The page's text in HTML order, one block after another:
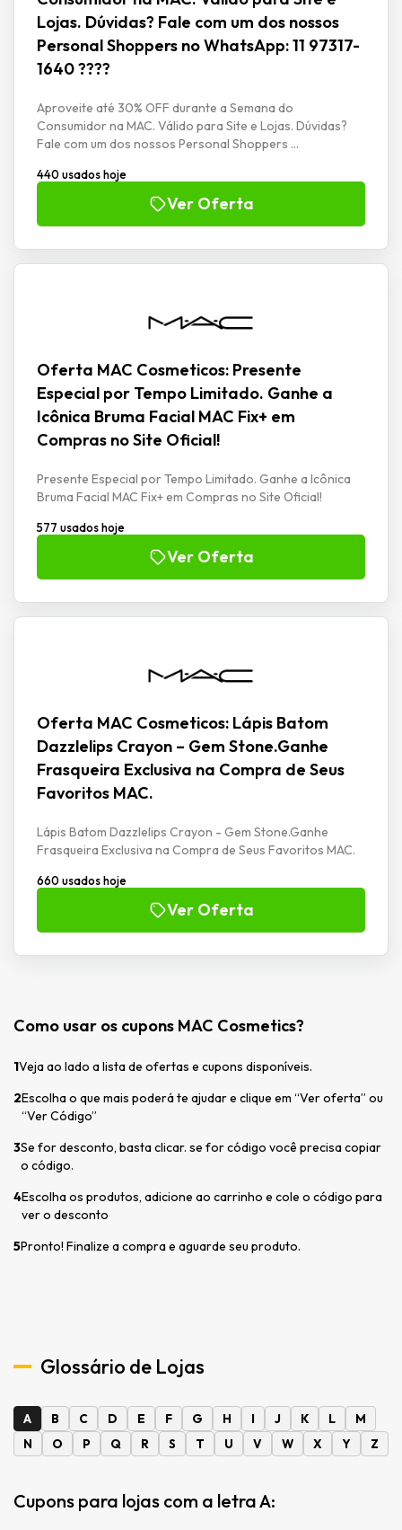
Lojas. Dúvidas? Fale com um dos nossos
Personal Shoppers no WhatsApp: 11 97317-
1640 ????
Aproveite até 30% OFF durante a Semana do
Consumidor na MAC. Válido para Site e Lojas. Dúvidas?
Fale com um dos nossos Personal Shoppers ...
440 usados hoje
Ver Oferta
Oferta MAC Cosmeticos: Presente
Especial por Tempo Limitado. Ganhe a
Icônica Bruma Facial MAC Fix+ em
Compras no Site Oficial!
Presente Especial por Tempo Limitado. Ganhe a Icônica
Bruma Facial MAC Fix+ em Compras no Site Oficial!
577 usados hoje
Ver Oferta
Oferta MAC Cosmeticos: Lápis Batom
Dazzlelips Crayon – Gem Stone.Ganhe
Frasqueira Exclusiva na Compra de Seus
Favoritos MAC.
Lápis Batom Dazzlelips Crayon - Gem Stone.Ganhe
Frasqueira Exclusiva na Compra de Seus Favoritos MAC.
660 usados hoje
Ver Oferta
Como usar os cupons MAC Cosmetics?
1Veja ao lado a lista de ofertas e cupons disponíveis.
2Escolha o que mais poderá te ajudar e clique em “Ver oferta” ou
“Ver Código”
3Se for desconto, basta clicar. se for código você precisa copiar
o código.
4Escolha os produtos, adicione ao carrinho e cole o código para
ver o desconto
5Pronto! Finalize a compra e aguarde seu produto.
Glossário de Lojas
A B C D E F G H I J K L
M
N
O P Q R S T U V W X Y Z
Cupons para lojas com a letra A: